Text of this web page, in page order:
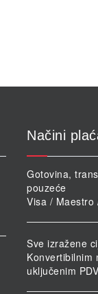
Načini
Gotovina,
pouzeće
Visa /
Sve izražene
Konvertibilnim
uključenim